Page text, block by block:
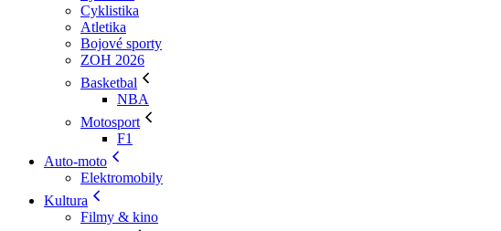
Cyklistika
Atletika
Bojové sporty
ZOH 2026
Basketbal
NBA
Motosport
F1
Auto-moto
Elektromobily
Kultura
Filmy & kino